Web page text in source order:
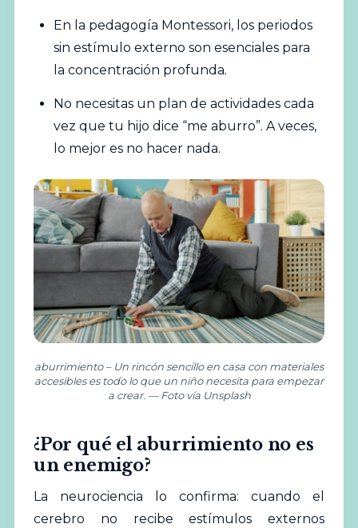
En la pedagogía Montessori, los periodos
sin estímulo externo son esenciales para
la concentración profunda.
No necesitas un plan de actividades cada
vez que tu hijo dice “me aburro”. A veces,
lo mejor es no hacer nada.
aburrimiento – Un rincón sencillo en casa con materiales
accesibles es todo lo que un niño necesita para empezar
a crear. — Foto vía Unsplash
¿Por qué el aburrimiento no es
un enemigo?
La neurociencia lo confirma: cuando el
cerebro no recibe estímulos externos